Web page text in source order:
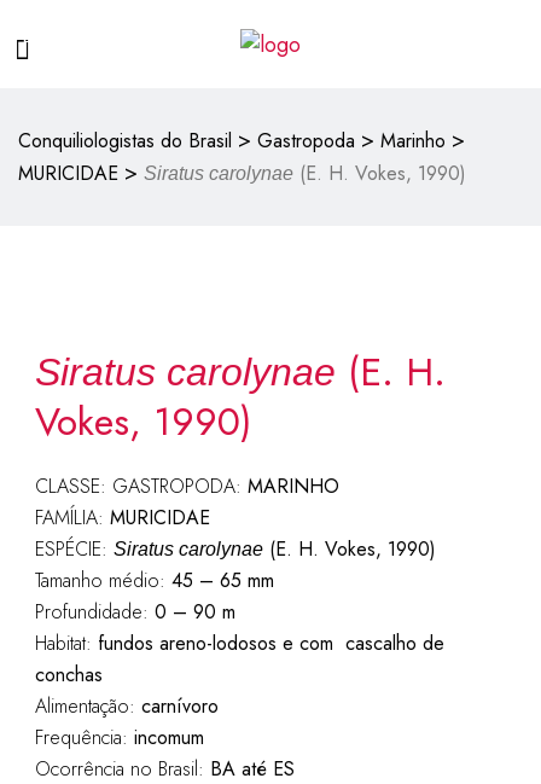
Conquiliologistas do Brasil > Gastropoda > Marinho >
MURICIDAE > Siratus carolynae (E. H. Vokes, 1990)
Siratus carolynae (E. H.
Vokes, 1990)
CLASSE: GASTROPODA: MARINHO
FAMÍLIA: MURICIDAE
ESPÉCIE: Siratus carolynae(E. H. Vokes, 1990)
Tamanho médio: 45 – 65 mm
Profundidade: 0 – 90 m
Habitat: fundos areno-lodosos e com cascalho de
conchas
Alimentação: carnívoro
Frequência: incomum
Ocorrência no Brasil: BA até ES